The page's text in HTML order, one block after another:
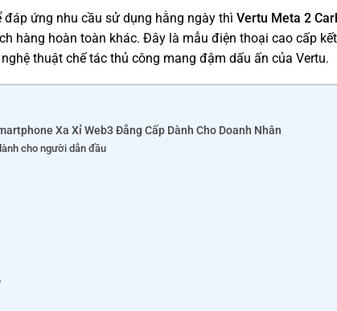
ứng nhu cầu sử dụng hằng ngày thì Vertu Meta 2
hàng hoàn toàn khác. Đây là mẫu điện thoại cao cấp
thuật chế tác thủ công mang đậm dấu ấn của Vertu.
Xa Xỉ Web3 Đẳng Cấp Dành Cho Doanh Nhân
cho người dẫn đầu